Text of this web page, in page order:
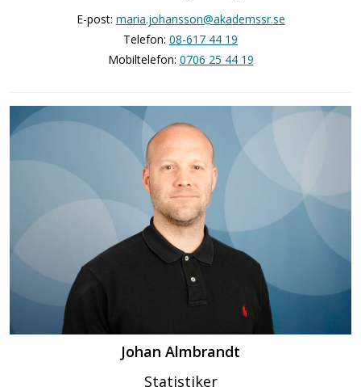
E-post: maria.johansson@akademssr.se
Telefon: 08-617 44 19
Mobiltelefon: 0706 25 44 19
Johan Almbrandt
Statistiker